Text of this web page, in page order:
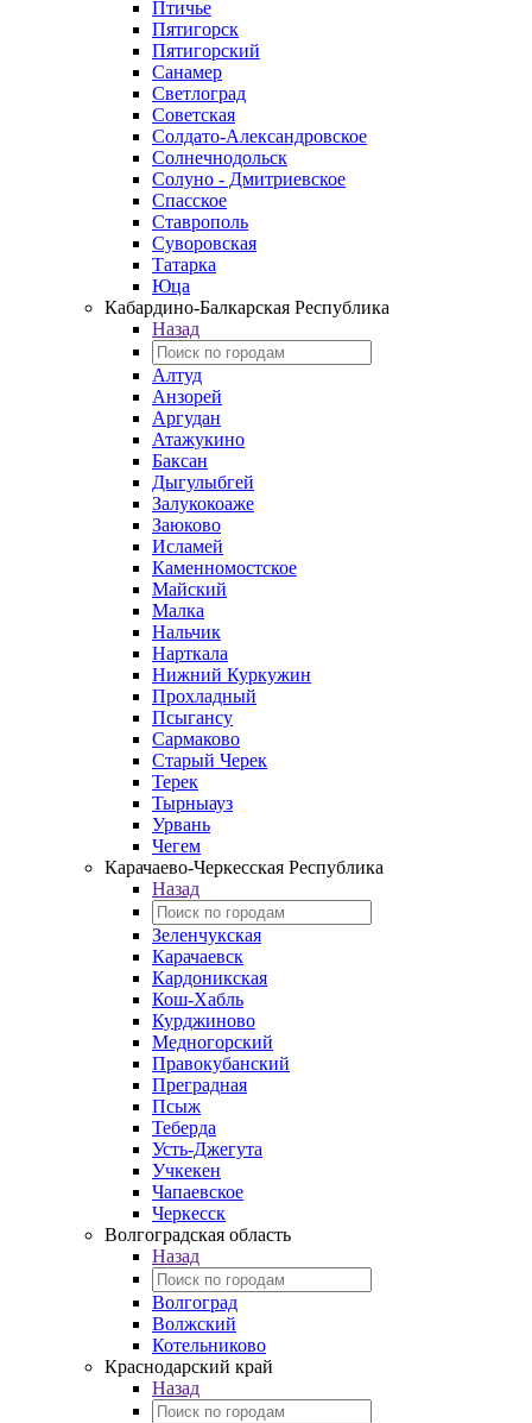
Птичье
Пятигорск
Пятигорский
Санамер
Светлоград
Советская
Солдато-Александровское
Солнечнодольск
Солуно - Дмитриевское
Спасское
Ставрополь
Суворовская
Татарка
Юца
Кабардино‑Балкарская Республика
Назад
Алтуд
Анзорей
Аргудан
Атажукино
Баксан
Дыгулыбгей
Залукокоаже
Заюково
Исламей
Каменномостское
Майский
Малка
Нальчик
Нарткала
Нижний Куркужин
Прохладный
Псыгансу
Сармаково
Старый Черек
Терек
Тырныауз
Урвань
Чегем
Карачаево-Черкесская Республика
Назад
Зеленчукская
Карачаевск
Кардоникская
Кош-Хабль
Курджиново
Медногорский
Правокубанский
Преградная
Псыж
Теберда
Усть-Джегута
Учкекен
Чапаевское
Черкесск
Волгоградская область
Назад
Волгоград
Волжский
Котельниково
Краснодарский край
Назад